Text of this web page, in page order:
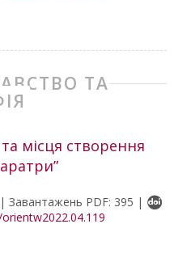
ТА
місця створення
| Завантажень PDF: 395 |